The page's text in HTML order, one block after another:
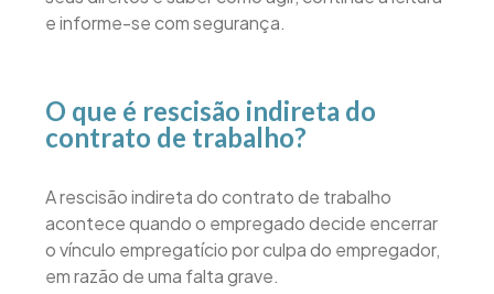
e informe-se com segurança.
O que é rescisão indireta do
contrato de trabalho?
A rescisão indireta do contrato de trabalho
acontece quando o empregado decide encerrar
o vínculo empregatício por culpa do empregador,
em razão de uma falta grave.